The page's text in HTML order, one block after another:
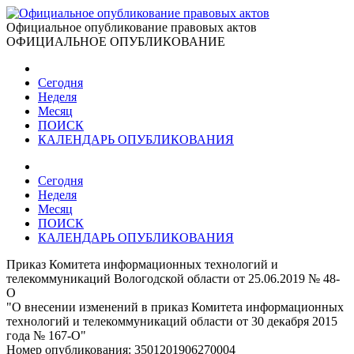
Официальное опубликование правовых актов
ОФИЦИАЛЬНОЕ ОПУБЛИКОВАНИЕ
Сегодня
Неделя
Месяц
ПОИСК
КАЛЕНДАРЬ ОПУБЛИКОВАНИЯ
Сегодня
Неделя
Месяц
ПОИСК
КАЛЕНДАРЬ ОПУБЛИКОВАНИЯ
Приказ Комитета информационных технологий и
телекоммуникаций Вологодской области от 25.06.2019 № 48-
О
"О внесении изменений в приказ Комитета информационных
технологий и телекоммуникаций области от 30 декабря 2015
года № 167-О"
Номер опубликования: 3501201906270004